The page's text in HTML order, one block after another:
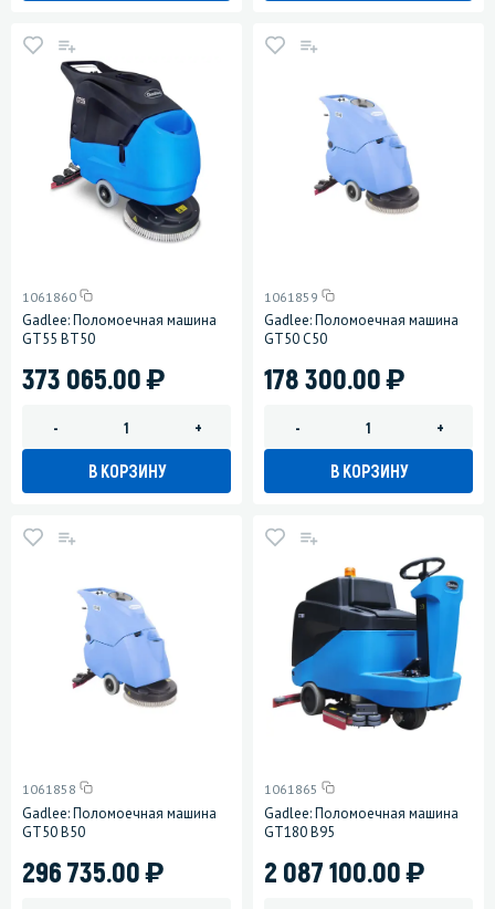
1061860
Gadlee: Поломоечная машина
GT55 BT50
373 065.00)
- +
В КОРЗИНУ
1061859
Gadlee: Поломоечная машина
GT50 C50
178 300.00)
- +
В КОРЗИНУ
1061858
Gadlee: Поломоечная машина
GT50 B50
296 735.00)
1061865
Gadlee: Поломоечная машина
GT180 B95
2 087 100.00)